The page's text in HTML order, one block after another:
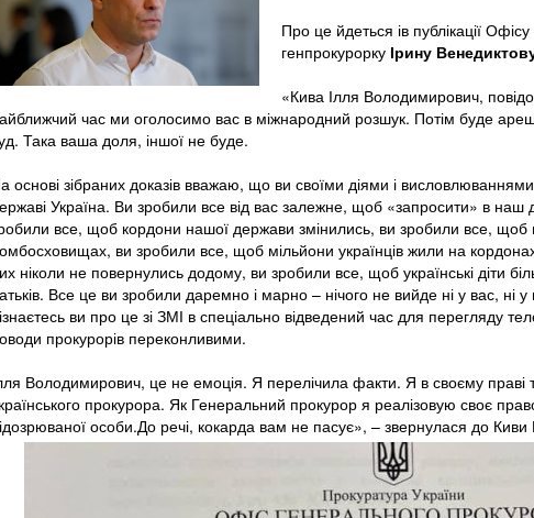
Про це йдеться ів публікації
генпрокурорку Ірину
«Кива Ілля Володимирович,
час ми оголосимо вас в міжнародний розшук. Потім буде
Така ваша доля, іншої не буде.
основі зібраних доказів вважаю, що ви своїми діями і
Україна. Ви зробили все від вас залежне, щоб «запросити» в наш
все, щоб кордони нашої держави змінились, ви зробили все,
ви зробили все, щоб мільйони українців жили на
ніколи не повернулись додому, ви зробили все, щоб українські діти
Все це ви зробили даремно і марно – нічого не вийде ні у вас, ні
ви про це зі ЗМІ в спеціально відведений час для перегляду
прокурорів переконливими.
Володимирович, це не емоція. Я перелічила факти. Я в своєму праві
прокурора. Як Генеральний прокурор я реалізовую своє
особи.До речі, кокарда вам не пасує», – звернулася до Киви